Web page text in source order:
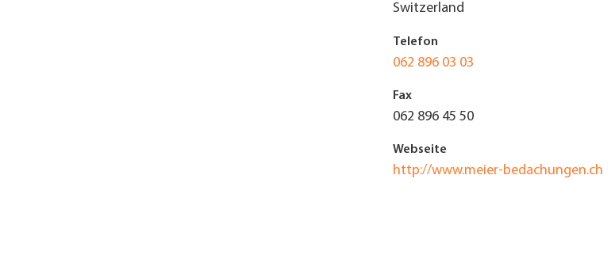
Switzerland
Telefon
062 896 03 03
Fax
062 896 45 50
Webseite
http://www.meier-bedachungen.ch